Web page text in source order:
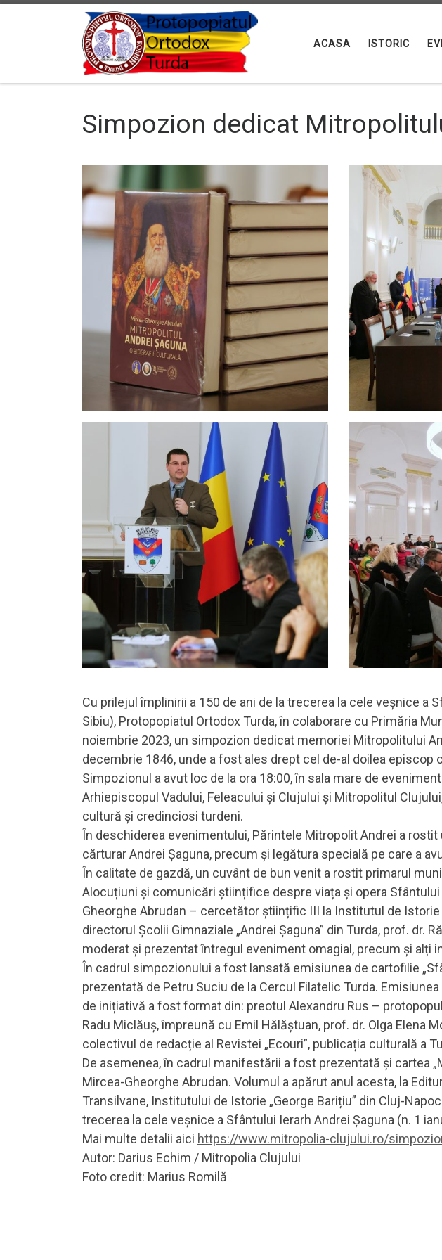
ACASA ISTORIC
Simpozion dedicat
Cu prilejul împlinirii a 150 de ani de la trecerea la cele veșnice a
Sibiu), Protopopiatul Ortodox Turda, în colaborare cu Primăria
noiembrie 2023, un simpozion dedicat memoriei Mitropolitului
decembrie 1846, unde a fost ales drept cel de-al doilea episcop
Simpozionul a avut loc de la ora 18:00, în sala mare de
Arhiepiscopul Vadului, Feleacului și Clujului și Mitropolitul
cultură și credinciosi turdeni.
În deschiderea evenimentului, Părintele Mitropolit Andrei a
cărturar Andrei Șaguna, precum și legătura specială pe care a
În calitate de gazdă, un cuvânt de bun venit a rostit primarul
Alocuțiuni și comunicări științifice despre viața și opera
Gheorghe Abrudan – cercetător științific III la Institutul de Istorie
directorul Școlii Gimnaziale „Andrei Șaguna” din Turda, prof. dr.
moderat și prezentat întregul eveniment omagial, precum și alți
În cadrul simpozionului a fost lansată emisiunea de cartofilie
prezentată de Petru Suciu de la Cercul Filatelic Turda.
de inițiativă a fost format din: preotul Alexandru Rus –
Radu Miclăuș, împreună cu Emil Hălăștuan, prof. dr. Olga Elena
colectivul de redacție al Revistei „Ecouri”, publicația culturală a
De asemenea, în cadrul manifestării a fost prezentată și cartea
Mircea-Gheorghe Abrudan. Volumul a apărut anul acesta, la
Transilvane, Institutului de Istorie „George Barițiu” din Cluj-
trecerea la cele veșnice a Sfântului Ierarh Andrei Șaguna (n. 1
Mai multe detalii aici https://www.mitropolia-clujului.ro/
Autor: Darius Echim / Mitropolia Clujului
Foto credit: Marius Romilă